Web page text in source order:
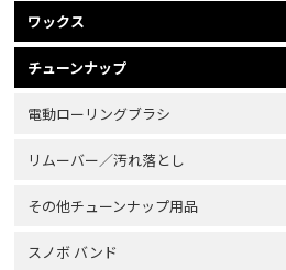
ワックス
チューンナップ
電動ローリングブラシ
リムーバー／汚れ落とし
その他チューンナップ用品
スノボ バンド